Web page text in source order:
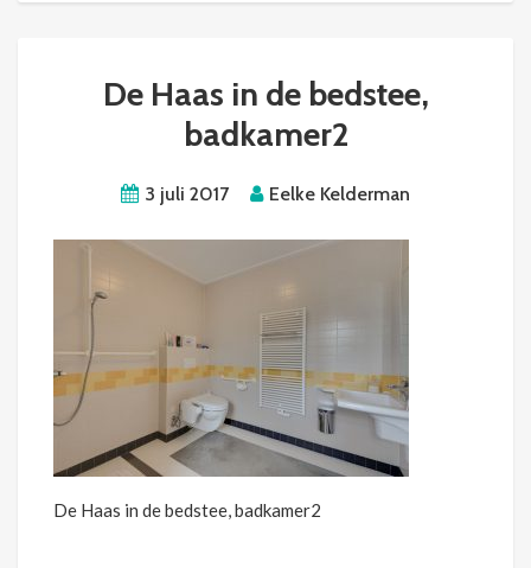
De Haas in de bedstee,
badkamer2
3 juli 2017 Eelke Kelderman
De Haas in de bedstee, badkamer2